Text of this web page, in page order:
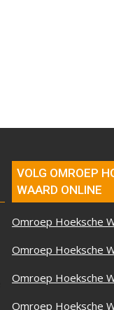
VOLG OMROEP
WAARD ONLINE
Omroep Hoeksche
Omroep Hoeksche
Omroep Hoeksche
Omroep Hoeksche